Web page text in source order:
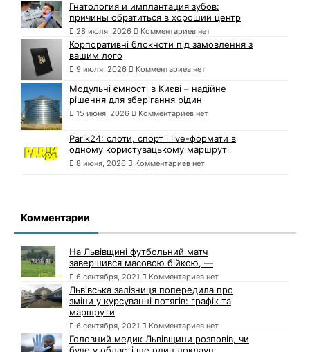
Гнатология и имплантация зубов:
причины обратиться в хороший центр
28 июля, 2026 Комментариев нет
Корпоративні блокноти під замовлення з
вашим лого
9 июля, 2026 Комментариев нет
Модульні ємності в Києві – надійне
рішення для зберігання рідин
15 июня, 2026 Комментариев нет
Parik24: слоти, спорт і live-формати в
одному користувацькому маршруті
8 июня, 2026 Комментариев нет
Комментарии
На Львівщині футбольний матч
завершився масовою бійкою, —
6 сентября, 2021 Комментариев нет
Львівська залізниця попередила про
зміни у курсуванні потягів: графік та
маршрути
6 сентября, 2021 Комментариев нет
Головний медик Львівщини розповів, чи